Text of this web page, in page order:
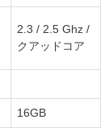
2.3 / 2.5 Ghz /
クアッドコア
16GB